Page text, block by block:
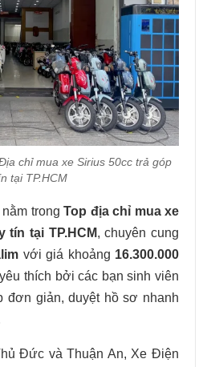
chỉ mua xe Sirius 50cc trả góp
tại TP.HCM
nằm trongTop địa chỉ mua xe
tín tại TP.HCM, chuyên cung
với giá khoảng 16.300.000
thích bởi các bạn sinh viên
đơn giản, duyệt hồ sơ nhanh
Đức và Thuận An, Xe Điện